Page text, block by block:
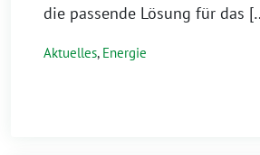
die passende Lösung für das
Aktuelles, Energie